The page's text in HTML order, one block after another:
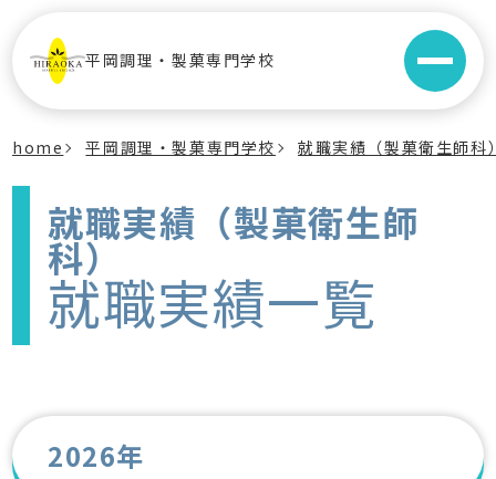
平岡調理・製菓専門学校
home 平岡調理・製菓専門学校 就職実績（製菓衛生師科
就職実績（製菓衛生師
科）
就職実績一覧
2026年